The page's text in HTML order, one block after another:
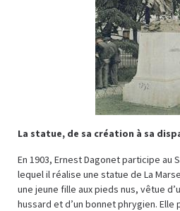
La statue, de sa création à sa
En 1903, Ernest Dagonet participe au
lequel il réalise une statue de La
une jeune fille aux pieds nus, vêtue
hussard et d’un bonnet phrygien. Elle